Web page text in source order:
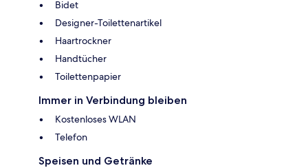
Bidet
Designer-Toilettenartikel
Haartrockner
Handtücher
Toilettenpapier
Immer in Verbindung bleiben
Kostenloses WLAN
Telefon
Speisen und Getränke